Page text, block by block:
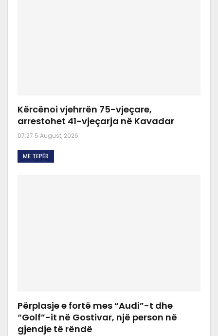
Kërcënoi vjehrrën 75-vjeçare,
arrestohet 41-vjeçarja në Kavadar
07:27 5 August, 2026
MË TEPËR
Përplasje e fortë mes “Audi”-t dhe
“Golf”-it në Gostivar, një person në
gjendje të rëndë